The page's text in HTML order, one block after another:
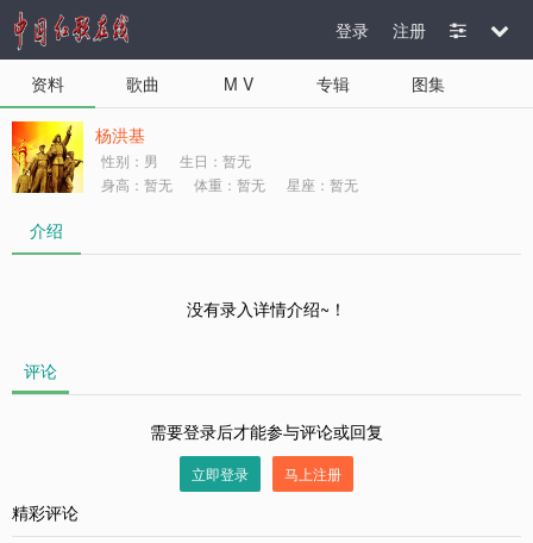
注册
登录
资料 歌曲 M V 专辑 图集
杨洪基
性别：男
生日：暂无
身高：暂无
体重：暂无 星座：暂无
介绍
没有录入详情介绍~！
评论
需要登录后才能参与评论或回复
立即登录 马上注册
精彩评论